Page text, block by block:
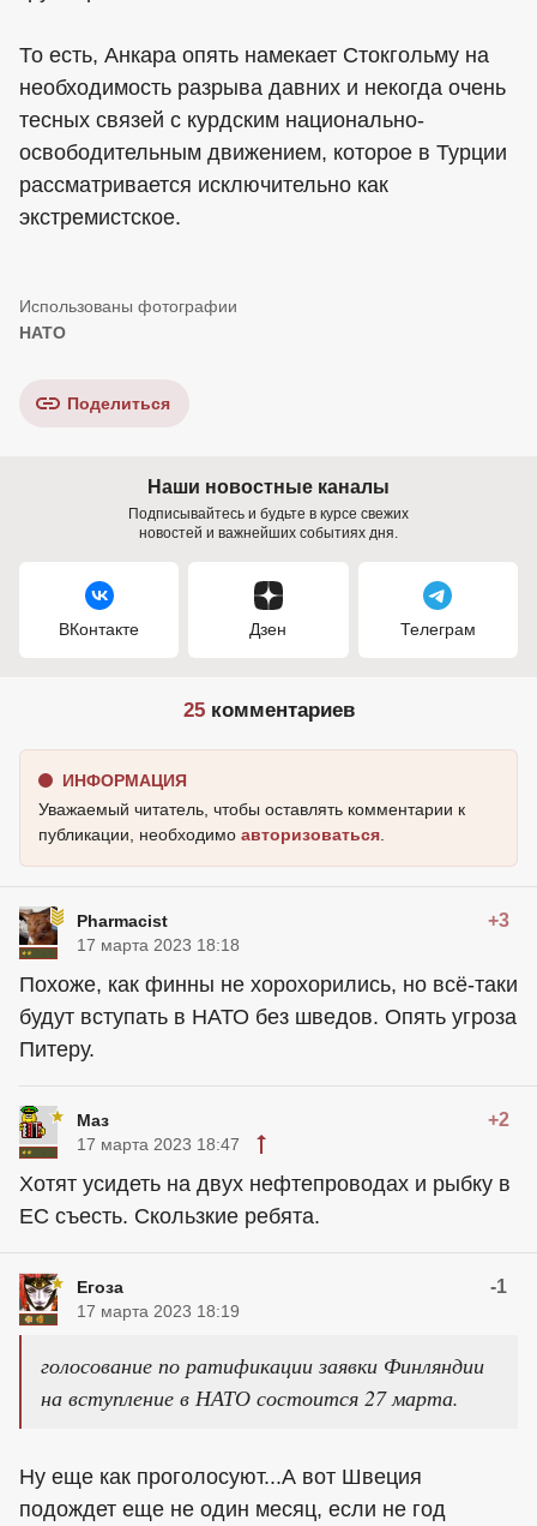
То есть, Анкара опять намекает Стокгольму на
необходимость разрыва давних и некогда очень
тесных связей с курдским национально-
освободительным движением, которое в Турции
рассматривается исключительно как
экстремистское.
НАТО
Поделиться
Наши новостные каналы
Подписывайтесь и будьте в курсе свежих
новостей и важнейших событиях дня.
ВКонтакте Дзен Телеграм
25комментариев
ИНФОРМАЦИЯ
Уважаемый читатель, чтобы оставлять комментарии к
публикации, необходимо авторизоваться
Pharmacist +3
17 марта 2023 18:18
Похоже, как финны не хорохорились, но всё-таки
будут вступать в НАТО без шведов. Опять угроза
Питеру.
Маз +2
17 марта 2023 18:47
Хотят усидеть на двух нефтепроводах и рыбку в
ЕС съесть. Скользкие ребята.
Егоза -1
17 марта 2023 18:19
голосование по ратификации заявки Финляндии
на вступление в НАТО состоится 27 марта.
Ну еще как проголосуют...А вот Швеция
подождет еще не один месяц, если не год